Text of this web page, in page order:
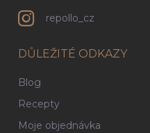
repollo_cz
DŮLEŽITÉ ODKAZY
Blog
Recepty
Moje objednávka